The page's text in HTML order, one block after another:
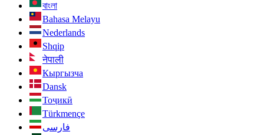
বাংলা
Bahasa Melayu
Nederlands
Shqip
नेपाली
Кыргызча
Dansk
Тоҷикӣ
Türkmençe
فارسی